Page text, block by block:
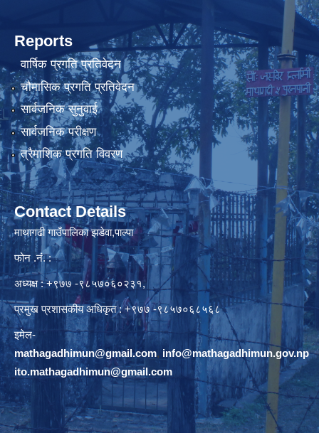
Reports
वार्षिक प्रगति प्रतिवेदन
चौमासिक प्रगति प्रतिवेदन
सार्वजनिक सुनुवाई
सार्वजनिक परीक्षण
त्रैमाशिक प्रगति विवरण
Contact Details
माथागढी गाउँपालिका झडेवा,पाल्पा
फोन .नं. :
अध्यक्ष : +९७७ -९८५७०६०२३१,
प्रमुख प्रशासकीय अधिकृत : +९७७ -९८५७०६८५६८
इमेल-
mathagadhimun@gmail.com, info@mathagadhimun.gov.np
ito.mathagadhimun@gmail.com